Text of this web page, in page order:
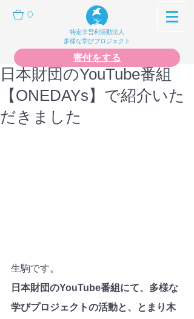
0
特定非営利活動法人
多様な学びプロジェクト
寄付をする
日本財団のYouTube番組
【ONEDAYs】で紹介いた
だきました
生駒です。
日本財団のYouTube番組にて、多様な
学びプロジェクトの活動と、とまり木